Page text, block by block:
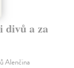
divů a za
Alenčina